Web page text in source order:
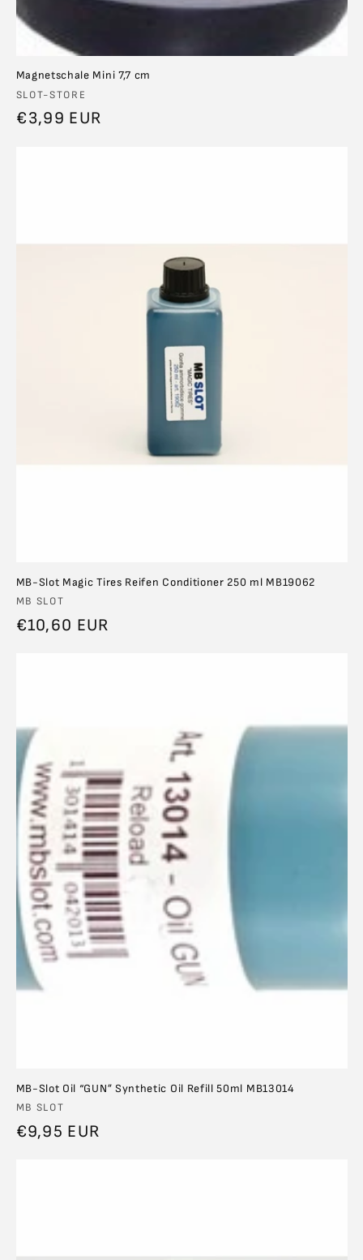
Magnetschale Mini 7,7 cm
Anbieter:
SLOT-STORE
Normaler
€3,99 EUR
MB-Slot Magic Tires Reifen Conditioner 250 ml MB19062
Anbieter:
MB SLOT
Normaler
€10,60 EUR
MB-Slot Oil “GUN” Synthetic Oil Refill 50ml MB13014
Anbieter:
MB SLOT
Normaler
€9,95 EUR